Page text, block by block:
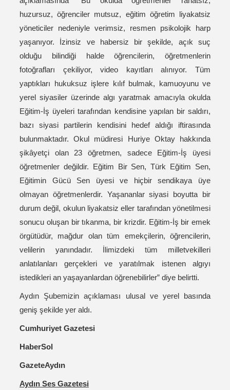
huzursuz, öğrenciler mutsuz, eğitim öğretim liyakatsiz
yöneticiler nedeniyle verimsiz, resmen psikolojik harp
yaşanıyor. İzinsiz ve habersiz bir şekilde, açık suç
olduğu bilindiği halde öğrencilerin, öğretmenlerin
fotoğrafları çekiliyor, video kayıtları alınıyor. Tüm
yaptıkları hukuksuz işlere kılıf bulmak, kamuoyunu ve
yerel siyasiler üzerinde algı yaratmak amacıyla okulda
Eğitim-İş üyeleri tarafından kendisine yapılan bir saldırı,
bazı siyasi partilerin kendisini hedef aldığı iftirasında
bulunmaktadır. Okul müdiresi Huriye Oktay hakkında
şikâyetçi olan 23 öğretmen, sadece Eğitim-İş üyesi
öğretmenler değildir. Eğitim Bir Sen, Türk Eğitim Sen,
Eğitimin Gücü Sen üyesi ve hiçbir sendikaya üye
olmayan öğretmenlerdir. Yaşananlar siyasi boyutta bir
durum değil, okulun liyakatsiz eller tarafından yönetilmesi
sonucu oluşan bir tıkanma, bir krizdir. Eğitim-İş bir emek
örgütüdür, mağdur olan tüm emekçilerin, öğrencilerin,
velilerin yanındadır. İlimizdeki tüm milletvekilleri
anlatılanları gerçekleri ve yaratılmak istenen algıyı
istedikleri an yaşayanlardan öğrenebilirler” diye belirtti.
Aydın Şubemizin açıklaması ulusal ve yerel basında
geniş şekilde yer aldı.
Cumhuriyet Gazetesi
HaberSol
GazeteAydın
Aydın Ses Gazetesi